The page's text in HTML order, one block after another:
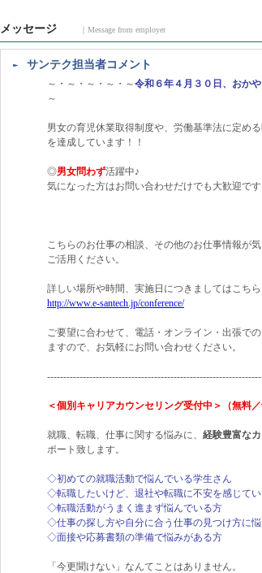
メッセージ ｜Message from employer
サンテク担当者コメント
～・～・～・～・～令和６年４月３０日、おか
～
男女の育児休業取得制度や、労働基準法に定め
を達成しています！！
◎男女問わず活躍中♪
気になった方はお問い合わせだけでも大歓迎です
こちらのお仕事の相談、その他のお仕事情報が
ご活用ください。
詳しい場所や時間、実施日につきましてはこちら
http://www.e-santech.jp/conference/
ご要望に合わせて、電話・オンライン・出張で
ますので、お気軽にお問い合わせください。
＜個別キャリアカウンセリング受付中＞（無料／
就職、転職、仕事に関する悩みに、 経験豊富な
ポート致します。
◇初めての就職活動で悩んでいる学生さん
◇転職したいけど、退社や転職に不安を感じて
◇転職活動がうまく進まず悩んでいる方
◇仕事の探し方や自分に合う仕事の見つけ方に
◇面接や応募書類の準備で悩みがある方
「今更聞けない」なんてことはありません。